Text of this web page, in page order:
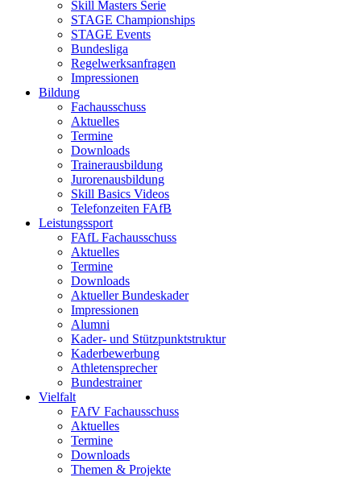
Skill Masters Serie
STAGE Championships
STAGE Events
Bundesliga
Regelwerksanfragen
Impressionen
Bildung
Fachausschuss
Aktuelles
Termine
Downloads
Trainerausbildung
Jurorenausbildung
Skill Basics Videos
Telefonzeiten FAfB
Leistungssport
FAfL Fachausschuss
Aktuelles
Termine
Downloads
Aktueller Bundeskader
Impressionen
Alumni
Kader- und Stützpunktstruktur
Kaderbewerbung
Athletensprecher
Bundestrainer
Vielfalt
FAfV Fachausschuss
Aktuelles
Termine
Downloads
Themen & Projekte